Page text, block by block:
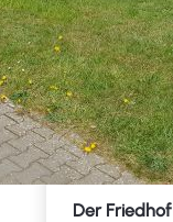
Der